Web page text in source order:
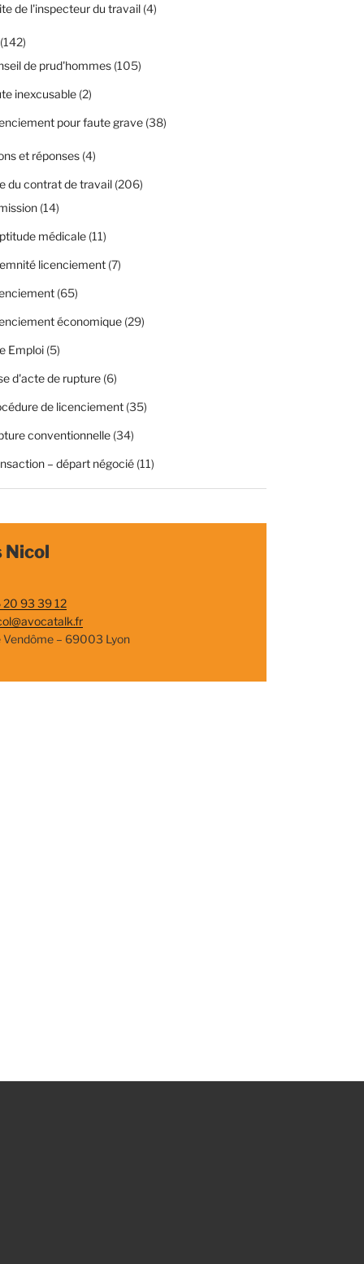
de l'inspecteur du travail(4)
de prud'hommes(105)
inexcusable(2)
pour faute grave(38)
et réponses(4)
du contrat de travail(206)
(14)
médicale(11)
licenciement(7)
(65)
économique(29)
Emploi(5)
d'acte de rupture(6)
de licenciement(35)
conventionnelle(34)
– départ négocié(11)
Nicol
93 39 12
Vendôme – 69003 Lyon